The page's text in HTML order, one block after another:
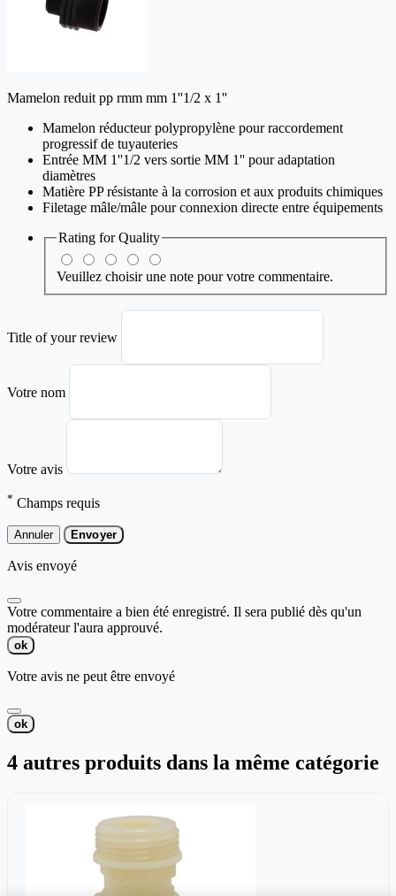
Mamelon reduit pp rmm mm 1''1/2 x 1''
Mamelon réducteur polypropylène pour raccordement
progressif de tuyauteries
Entrée MM 1''1/2 vers sortie MM 1'' pour adaptation
diamètres
Matière PP résistante à la corrosion et aux produits chimiques
Filetage mâle/mâle pour connexion directe entre équipements
Rating forQuality
Veuillez choisir une note pour votre commentaire.
Title of your review
Votre nom
Votre avis
* Champs requis
Annuler Envoyer
Avis envoyé
Votre commentaire a bien été enregistré. Il sera publié dès qu'un
modérateur l'aura approuvé.
ok
Votre avis ne peut être envoyé
ok
4 autres produits dans la même catégorie